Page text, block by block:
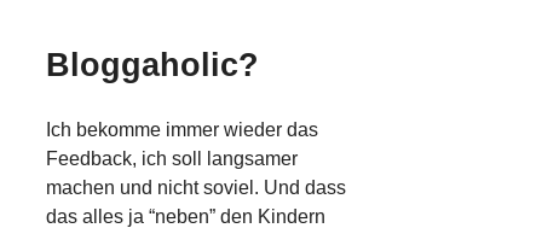
Bloggaholic?
Ich bekomme immer wieder das
Feedback, ich soll langsamer
machen und nicht soviel. Und dass
das alles ja “neben” den Kindern